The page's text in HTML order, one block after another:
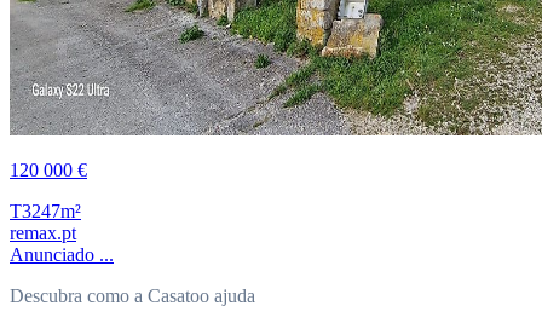
120 000 €
T3247m²
remax.pt
Anunciado ...
Descubra como a Casatoo ajuda